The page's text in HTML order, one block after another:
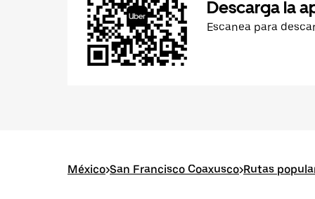
Descarga la
Escanea para
México>San Francisco Coaxusco>Rutas